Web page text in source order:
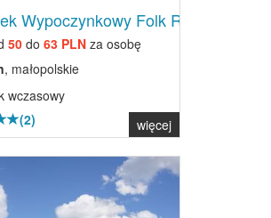
Wypoczynkowy Folk Res...
50do 63 PLNza osobę
, małopolskie
wczasowy
(2)
więcej
Next